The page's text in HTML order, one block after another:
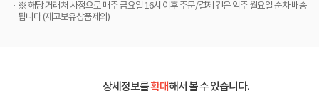
※ 해당 거래처 사정으로 매주 금요일 16시 이후 주문/결제 건은 익주 월요일 순차 배송
됩니다 (재고보유상품제외)
상세정보를확대해서 볼 수 있습니다.